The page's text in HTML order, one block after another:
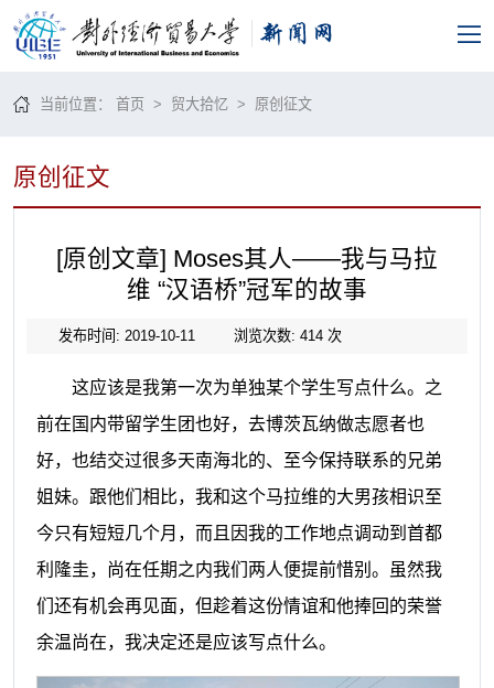
当前位置：首页 > 贸大拾忆 > 原创征文
原创征文
[原创文章] Moses其人——我与马拉
维 “汉语桥”冠军的故事
发布时间: 2019-10-11 浏览次数: 414次
这应该是我第一次为单独某个学生写点什么。之
前在国内带留学生团也好，去博茨瓦纳做志愿者也
好，也结交过很多天南海北的、至今保持联系的兄弟
姐妹。跟他们相比，我和这个马拉维的大男孩相识至
今只有短短几个月，而且因我的工作地点调动到首都
利隆圭，尚在任期之内我们两人便提前惜别。虽然我
们还有机会再见面，但趁着这份情谊和他捧回的荣誉
余温尚在，我决定还是应该写点什么。